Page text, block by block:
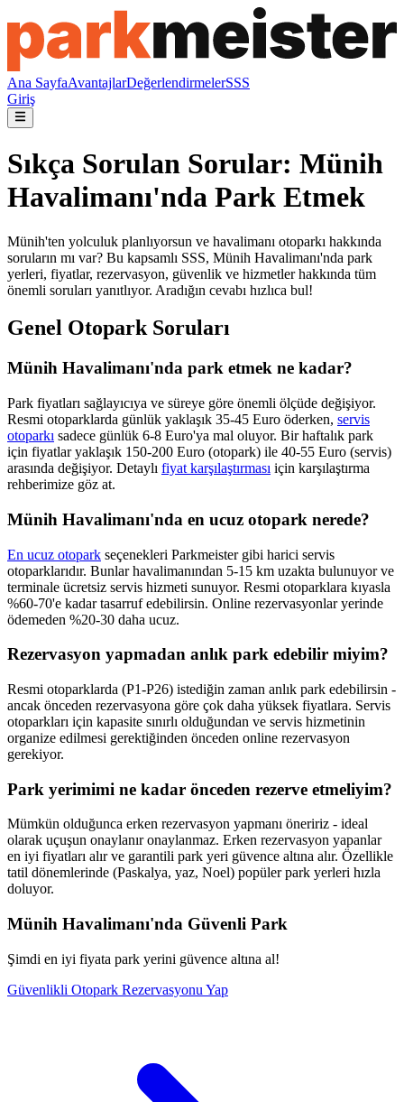
Ana SayfaAvantajlarDeğerlendirmelerSSS
Giriş
Sıkça Sorulan Sorular: Münih
Havalimanı'nda Park Etmek
Münih'ten yolculuk planlıyorsun ve havalimanı otoparkı hakkında
soruların mı var? Bu kapsamlı SSS, Münih Havalimanı'nda park
yerleri, fiyatlar, rezervasyon, güvenlik ve hizmetler hakkında tüm
önemli soruları yanıtlıyor. Aradığın cevabı hızlıca bul!
Genel Otopark Soruları
Münih Havalimanı'nda park etmek ne kadar?
Park fiyatları sağlayıcıya ve süreye göre önemli ölçüde değişiyor.
Resmi otoparklarda günlük yaklaşık 35-45 Euro öderken, servis
otoparkı sadece günlük 6-8 Euro'ya mal oluyor. Bir haftalık park
için fiyatlar yaklaşık 150-200 Euro (otopark) ile 40-55 Euro (servis)
arasında değişiyor. Detaylı fiyat karşılaştırması için karşılaştırma
rehberimize göz at.
Münih Havalimanı'nda en ucuz otopark nerede?
En ucuz otopark seçenekleri Parkmeister gibi harici servis
otoparklarıdır. Bunlar havalimanından 5-15 km uzakta bulunuyor ve
terminale ücretsiz servis hizmeti sunuyor. Resmi otoparklara kıyasla
%60-70'e kadar tasarruf edebilirsin. Online rezervasyonlar yerinde
ödemeden %20-30 daha ucuz.
Rezervasyon yapmadan anlık park edebilir miyim?
Resmi otoparklarda (P1-P26) istediğin zaman anlık park edebilirsin -
ancak önceden rezervasyona göre çok daha yüksek fiyatlara. Servis
otoparkları için kapasite sınırlı olduğundan ve servis hizmetinin
organize edilmesi gerektiğinden önceden online rezervasyon
gerekiyor.
Park yerimimi ne kadar önceden rezerve etmeliyim?
Mümkün olduğunca erken rezervasyon yapmanı öneririz - ideal
olarak uçuşun onaylanır onaylanmaz. Erken rezervasyon yapanlar
en iyi fiyatları alır ve garantili park yeri güvence altına alır. Özellikle
tatil dönemlerinde (Paskalya, yaz, Noel) popüler park yerleri hızla
doluyor.
Münih Havalimanı'nda Güvenli Park
Şimdi en iyi fiyata park yerini güvence altına al!
Güvenlikli Otopark Rezervasyonu Yap